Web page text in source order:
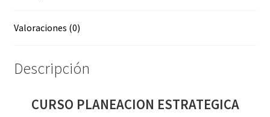
Valoraciones (0)
Descripción
CURSO PLANEACION ESTRATEGICA